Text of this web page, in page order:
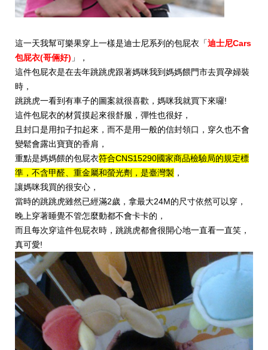
這一天我幫可樂果穿上一樣是迪士尼系列的包屁衣「迪士尼Cars
包屁衣(哥倆好) 」，
這件包屁衣是在去年跳跳虎跟著媽咪我到媽媽餵門市去買孕婦裝
時，
跳跳虎一看到有車子的圖案就很喜歡，媽咪我就買下來囉!
這件包屁衣的材質摸起來很舒服，彈性也很好，
且封口是用扣子扣起來，而不是用一般的信封領口，穿久也不會
變鬆會露出寶寶的香肩，
重點是媽媽餵的包屁衣符合CNS15290國家商品檢驗局的規定標
準，不含甲醛、重金屬和螢光劑，是臺灣製 ，
讓媽咪我買的很安心，
當時的跳跳虎雖然已經滿2歲，拿最大24M的尺寸依然可以穿，
晚上穿著睡覺不管怎麼動都不會卡卡的，
而且每次穿這件包屁衣時，跳跳虎都會很開心地一直看一直笑，
真可愛!